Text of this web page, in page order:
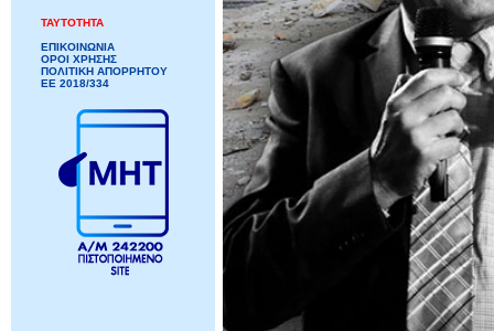
ΤΑΥΤΟΤΗΤΑ
ΕΠΙΚΟΙΝΩΝΙΑ
ΟΡΟΙ ΧΡΗΣΗΣ
ΠΟΛΙΤΙΚΗ ΑΠΟΡΡΗΤΟΥ
ΕΕ 2018/334